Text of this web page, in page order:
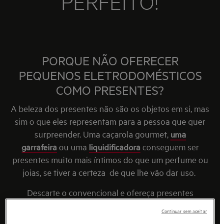
PORQUE NÃO OFERECER
PEQUENOS ELETRODOMÉSTICOS
COMO PRESENTES?
A beleza dos presentes não são os objetos em si, mas
sim o que eles representam para a pessoa que quer
surpreender. Uma caçarola gourmet, uma
garrafeira ou uma liquidificadora conseguem ser
presentes muito mais íntimos do que um perfume ou
joias, se tiver a certeza de que lhe vão dar uso.
Descarte o convencional e ofereça presentes
, um aspirador vertical,
Continuar sem aceitar